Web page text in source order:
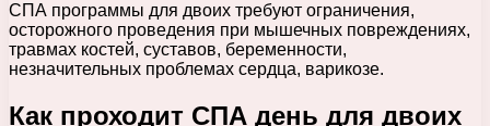
СПА программы для двоих требуют ограничения,
осторожного проведения при мышечных повреждениях,
травмах костей, суставов, беременности,
незначительных проблемах сердца, варикозе.
Как проходит СПА день для двоих